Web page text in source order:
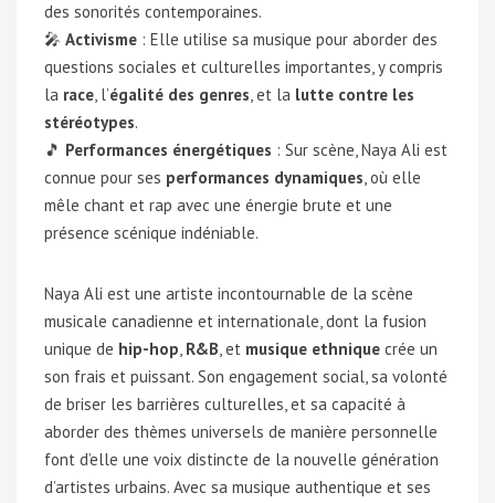
des sonorités contemporaines.
🎤 Activisme : Elle utilise sa musique pour aborder des
questions sociales et culturelles importantes, y compris
la race, l’égalité des genres, et la lutte contre les
stéréotypes.
🎵 Performances énergétiques : Sur scène, Naya Ali est
connue pour ses performances dynamiques, où elle
mêle chant et rap avec une énergie brute et une
présence scénique indéniable.
Naya Ali est une artiste incontournable de la scène
musicale canadienne et internationale, dont la fusion
unique de hip-hop, R&B, et musique ethnique crée un
son frais et puissant. Son engagement social, sa volonté
de briser les barrières culturelles, et sa capacité à
aborder des thèmes universels de manière personnelle
font d’elle une voix distincte de la nouvelle génération
d’artistes urbains. Avec sa musique authentique et ses